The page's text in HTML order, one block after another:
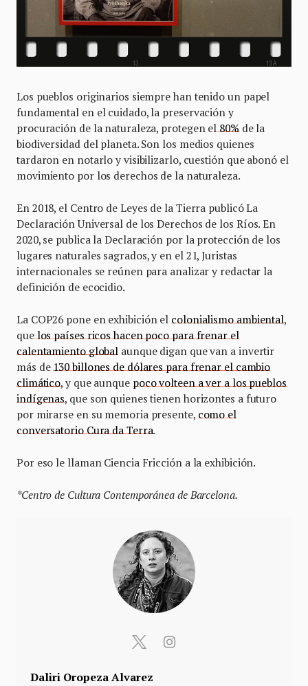
Los pueblos originarios siempre han tenido un papel
fundamental en el cuidado, la preservación y
procuración de la naturaleza, protegen el80%de la
biodiversidad del planeta. Son los medios quienes
tardaron en notarlo y visibilizarlo, cuestión que abonó el
movimiento por los derechos de la naturaleza.
En 2018, el Centro de Leyes de la Tierra publicó La
Declaración Universal de los Derechos de los Ríos. En
2020, se publica la Declaración por la protección de los
lugares naturales sagrados, y en el 21, Juristas
internacionales se reúnen para analizar y redactar la
definición de ecocidio.
La COP26 pone en exhibición elcolonialismo ambiental,
quelos países ricos hacen poco para frenar el
calentamiento global aunque digan que van a invertir
más de130 billones de dólares para frenar el cambio
climático, y que aunque poco volteen a ver a los pueblos
indígenas, que son quienes tienen horizontes a futuro
por mirarse en su memoria presente, como el
conversatorio Cura da Terra.
Por eso le llaman Ciencia Fricción a la exhibición.
*Centro de Cultura Contemporánea de Barcelona.
Daliri Oropeza Alvarez